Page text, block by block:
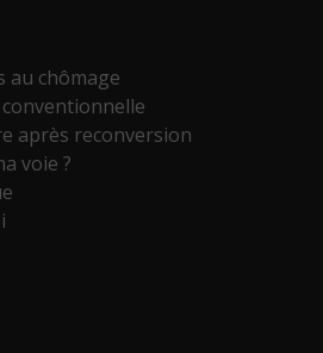
au chômage
après reconversion
voie ?